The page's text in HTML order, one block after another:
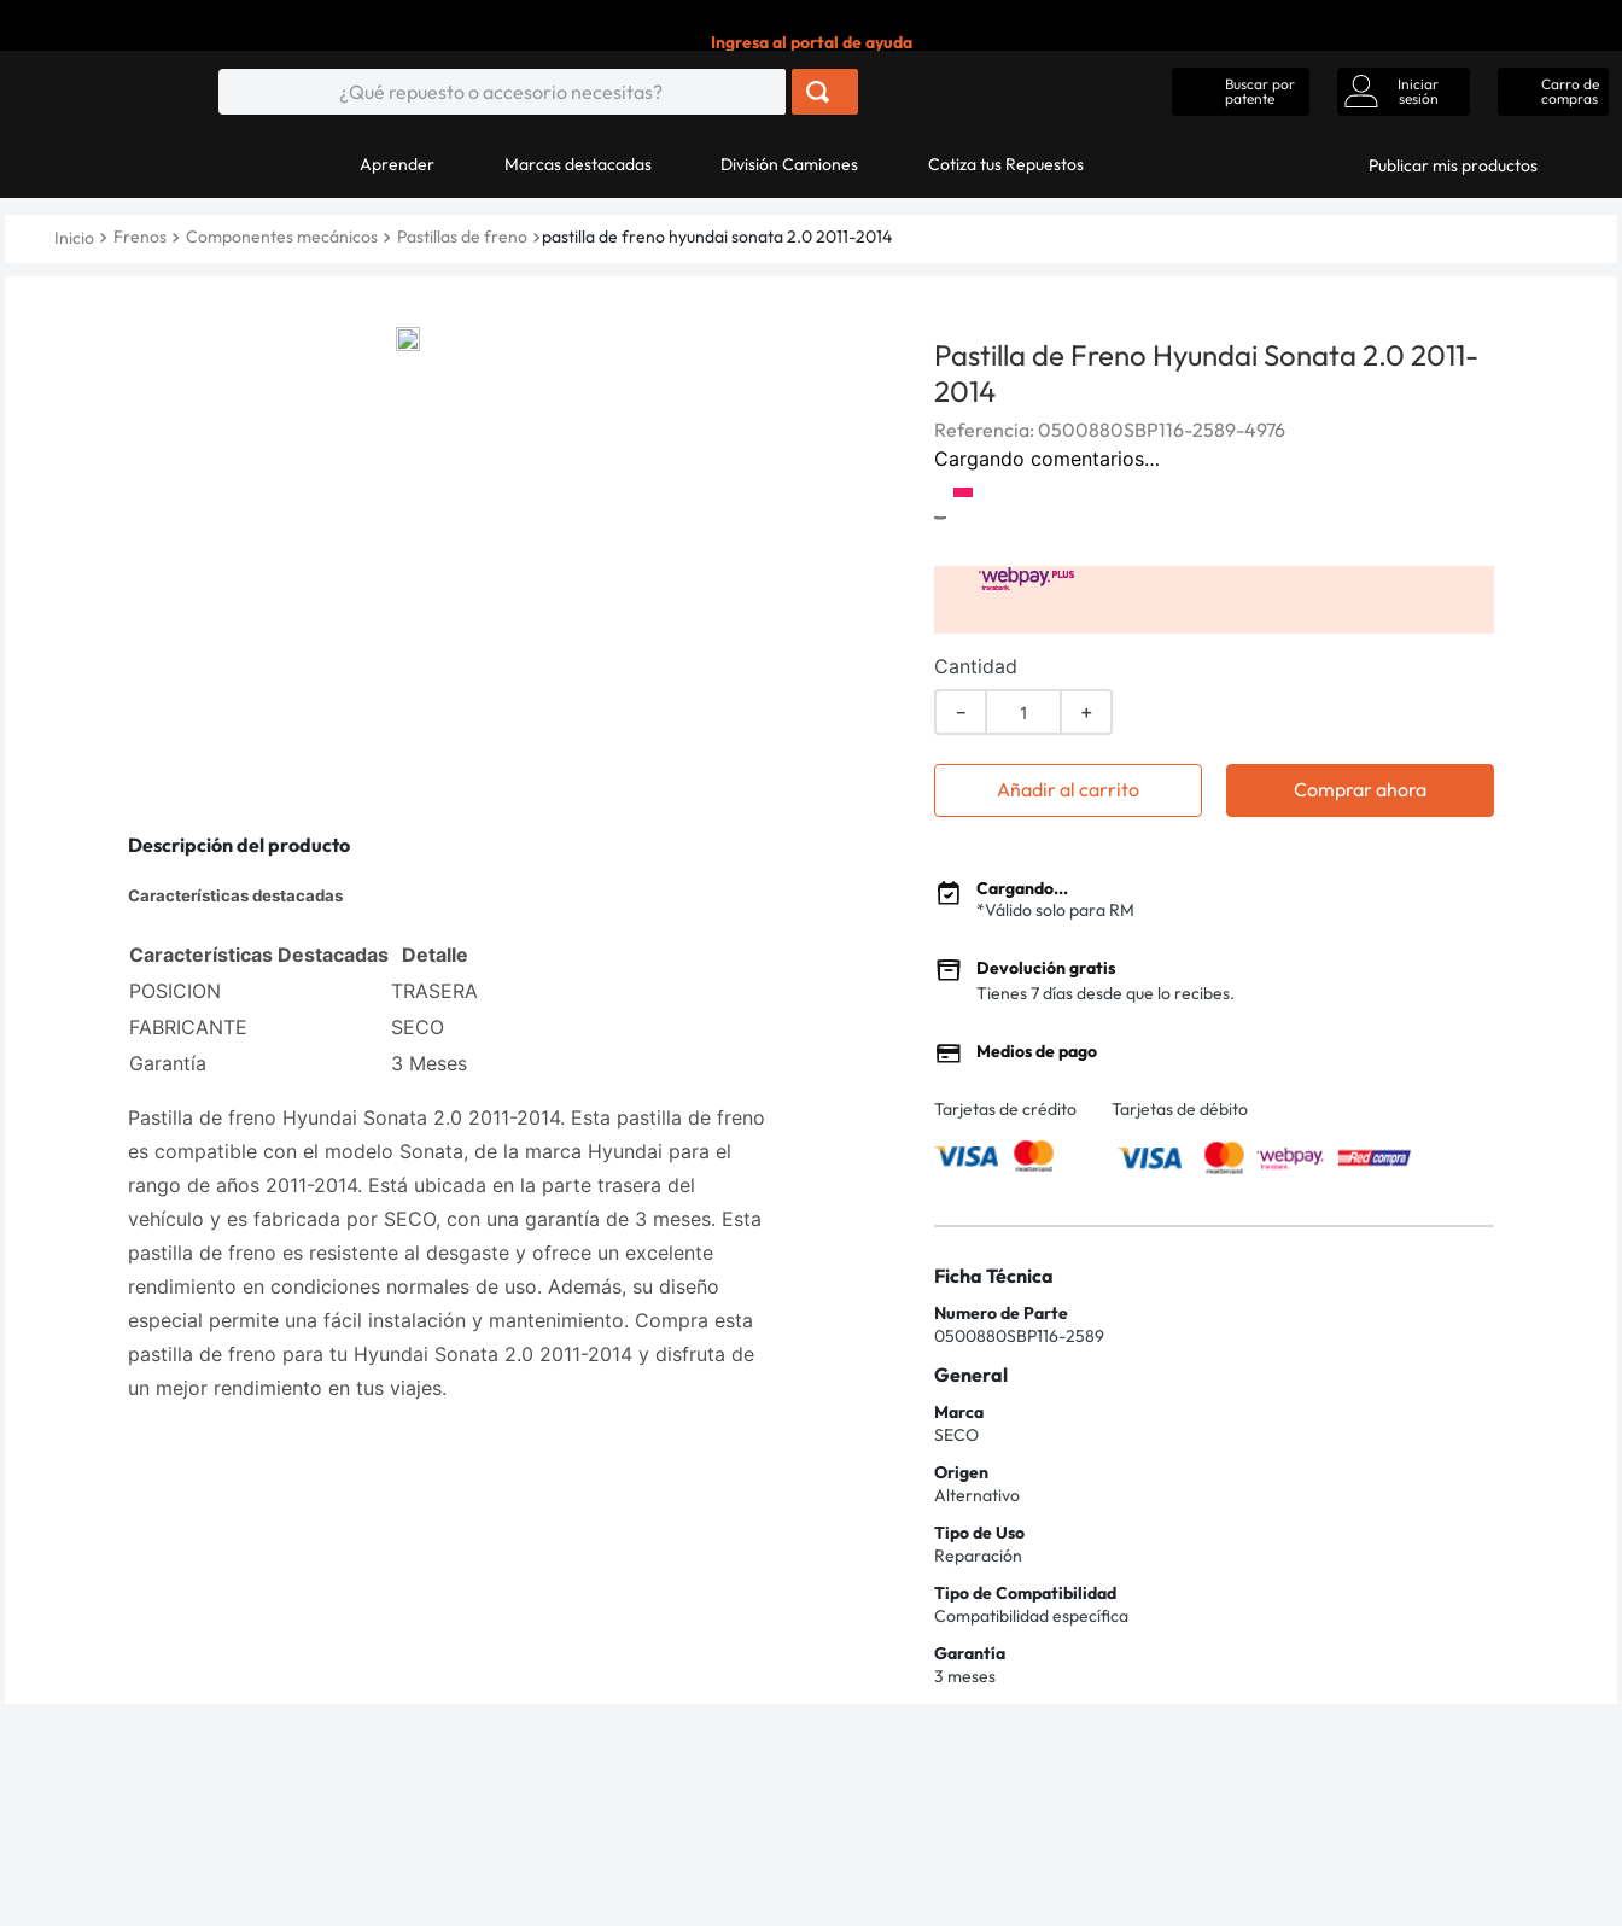
Ingresa al portal de ayuda
Buscar por
patente
Iniciar
sesión
Carro de
compras
Aprender Marcas destacadas División Camiones Cotiza tus Repuestos Publicar mis productos
Frenos Componentes mecánicos Pastillas de freno pastilla de freno hyundai sonata 2.0 2011-2014
Descripción del producto
Características destacadas
Características Destacadas Detalle
POSICION
TRASERA
FABRICANTE
SECO
Garantía
3 Meses
Pastilla de freno Hyundai Sonata 2.0 2011-2014. Esta pastilla de freno
es compatible con el modelo Sonata, de la marca Hyundai para el
rango de años 2011-2014. Está ubicada en la parte trasera del
vehículo y es fabricada por SECO, con una garantía de 3 meses. Esta
pastilla de freno es resistente al desgaste y ofrece un excelente
rendimiento en condiciones normales de uso. Además, su diseño
especial permite una fácil instalación y mantenimiento. Compra esta
pastilla de freno para tu Hyundai Sonata 2.0 2011-2014 y disfruta de
un mejor rendimiento en tus viajes.
Pastilla de Freno Hyundai Sonata 2.0 2011-
2014
Referencia: 0500880SBP116-2589-4976
Cargando comentarios…
-
Cantidad
＋
－
Añadir al carrito Comprar ahora
Cargando...
*Válido solo para RM
Devolución gratis
Tienes 7 días desde que lo recibes.
Medios de pago
Tarjetas de crédito Tarjetas de débito
Ficha Técnica
Numero de Parte
0500880SBP116-2589
General
Marca
SECO
Origen
Alternativo
Tipo de Uso
Reparación
Tipo de Compatibilidad
Compatibilidad específica
Garantía
3 meses